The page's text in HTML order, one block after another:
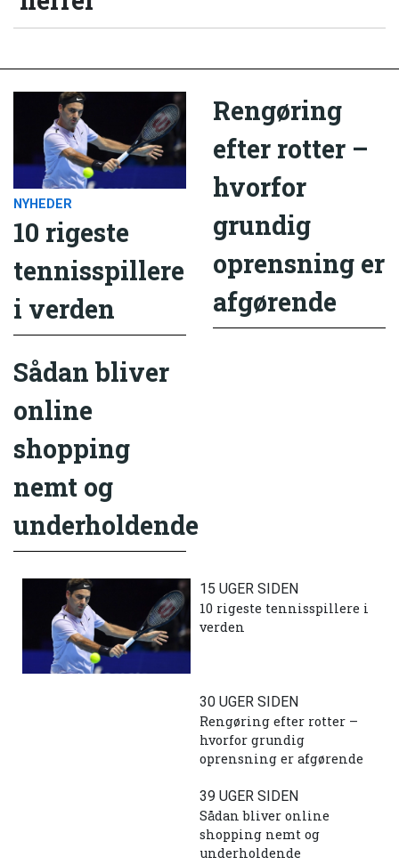
NYHEDER
10 rigeste
tennisspillere
i verden
Rengøring
efter rotter –
hvorfor
grundig
oprensning er
afgørende
Sådan bliver
online
shopping
nemt og
underholdende
15 UGER SIDEN
10 rigeste tennisspillere i
verden
30 UGER SIDEN
Rengøring efter rotter –
hvorfor grundig
oprensning er afgørende
39 UGER SIDEN
Sådan bliver online
shopping nemt og
underholdende